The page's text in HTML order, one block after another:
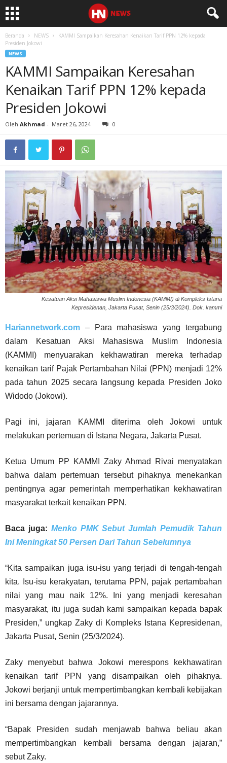
Beranda NEWS
KAMMI Sampaikan Keresahan Kenaikan Tarif PPN 12% kepada
Presiden Jokowi
NEWS
KAMMI Sampaikan Keresahan
Kenaikan Tarif PPN 12% kepada
Presiden Jokowi
Oleh Akhmad - Maret 26, 2024 0
Kesatuan Aksi Mahasiswa Muslim Indonesia (KAMMI) di Kompleks Istana
Kepresidenan, Jakarta Pusat, Senin (25/3/2024). Dok. kammi
Hariannetwork.com – Para mahasiswa yang tergabung
dalam Kesatuan Aksi Mahasiswa Muslim Indonesia
(KAMMI) menyuarakan kekhawatiran mereka terhadap
kenaikan tarif Pajak Pertambahan Nilai (PPN) menjadi 12%
pada tahun 2025 secara langsung kepada Presiden Joko
Widodo (Jokowi).
Pagi ini, jajaran KAMMI diterima oleh Jokowi untuk
melakukan pertemuan di Istana Negara, Jakarta Pusat.
Ketua Umum PP KAMMI Zaky Ahmad Rivai menyatakan
bahwa dalam pertemuan tersebut pihaknya menekankan
pentingnya agar pemerintah memperhatikan kekhawatiran
masyarakat terkait kenaikan PPN.
Baca juga: Menko PMK Sebut Jumlah Pemudik Tahun
Ini Meningkat 50 Persen Dari Tahun Sebelumnya
“Kita sampaikan juga isu-isu yang terjadi di tengah-tengah
kita. Isu-isu kerakyatan, terutama PPN, pajak pertambahan
nilai yang mau naik 12%. Ini yang menjadi keresahan
masyarakat, itu juga sudah kami sampaikan kepada bapak
Presiden,” ungkap Zaky di Kompleks Istana Kepresidenan,
Jakarta Pusat, Senin (25/3/2024).
Zaky menyebut bahwa Jokowi merespons kekhawatiran
kenaikan tarif PPN yang disampaikan oleh pihaknya.
Jokowi berjanji untuk mempertimbangkan kembali kebijakan
ini bersama dengan jajarannya.
“Bapak Presiden sudah menjawab bahwa beliau akan
mempertimbangkan kembali bersama dengan jajaran,”
sebut Zaky.